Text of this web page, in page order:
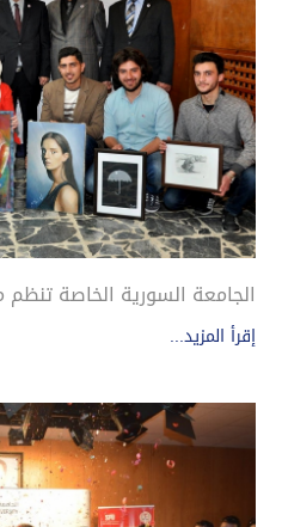
الجامعة السورية الخاصة
إقرأ المزيد...